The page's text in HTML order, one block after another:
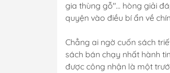
gia thùng gỗ"... hòng giải
quyện vào điều bí ẩn về
Chẳng ai ngờ cuốn sách
sách bán chạy nhất hành
được công nhận là một